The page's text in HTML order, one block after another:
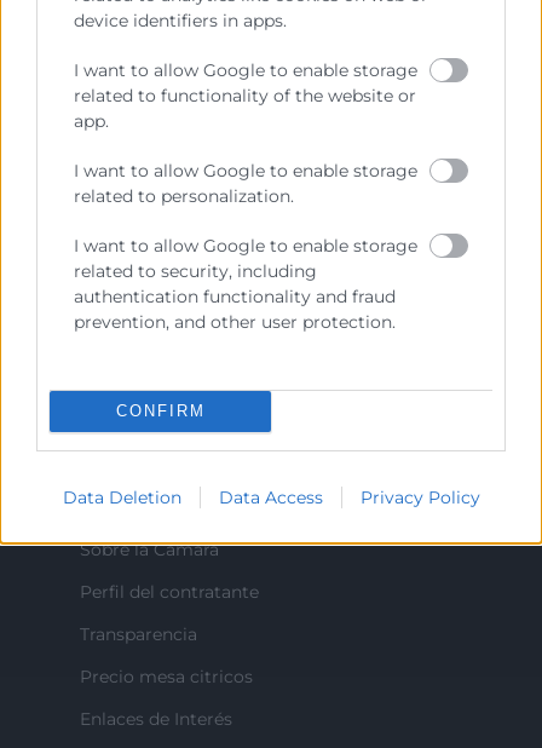
device identifiers in apps.
I want to allow Google to enable storage
related to functionality of the website or
app.
I want to allow Google to enable storage
related to personalization.
I want to allow Google to enable storage
related to security, including
authentication functionality and fraud
prevention, and other user protection.
CONFIRM
Data Deletion Data Access Privacy Policy
colaboradora de las Administraciones Públicas, dedicada a:
Prestar servicios a las empresas.
Representar, promocionar y defender los intereses
generales del comercio, la industria y la navegación.
Ejercitar las competencias de carácter público
previstas en la Ley, o que puedan encomendar y
delegar las Administraciones Públicas.
Recursos
Sobre la Cámara
Perfil del contratante
Transparencia
Precio mesa citricos
Enlaces de Interés